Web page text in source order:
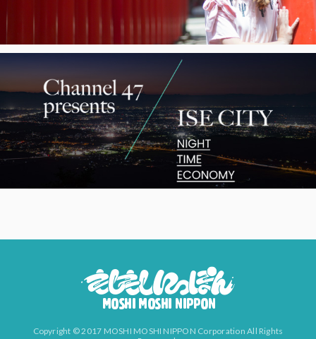
Copyright © 2017 MOSHI MOSHI NIPPON Corporation All Rights